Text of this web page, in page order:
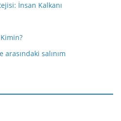
İnsan Kalkanı
salınım